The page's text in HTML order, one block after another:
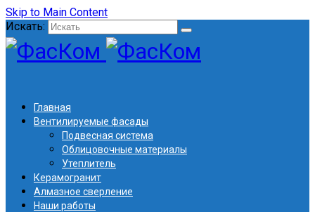
Skip to Main Content
Искать:
Главная
Вентилируемые фасады
Подвесная система
Облицовочные материалы
Утеплитель
Керамогранит
Алмазное сверление
Наши работы